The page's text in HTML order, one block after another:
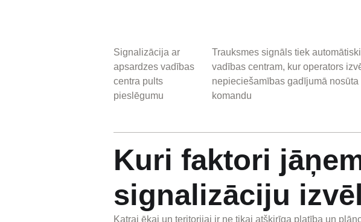
Signalizācija ar
apsardzes vadības
centra pults
pieslēgumu
Trauksmes signāls tiek
vadības centram, kur operators
nepieciešamības gadījumā
komandu
Kuri faktori
signalizāciju
Katrai ēkai un teritorijai ir ne tikai atšķirīga platība un